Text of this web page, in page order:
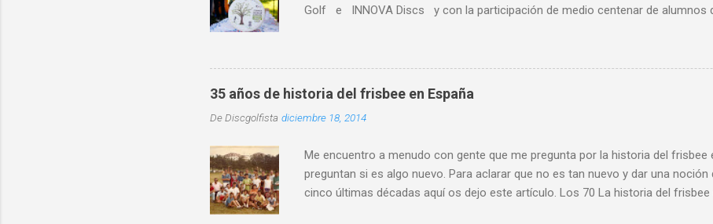
Golf e INNOVA Discs y con la participación de medio centenar de alumnos
localidades de Asturias, como Gijón , Avilés, Pravia, Nava, Sariego,
destacó la al alta participación del IES Leopoldo Alas. Participó alumnado de
distintos . Se retomó este torneo que pone de manifiesto el crecimiento de
entorno escolar. Y es que son cada vez más los centros y los maestros y
física interesados y que incluyen esta actividad dentro de sus programaciones
35 años de historia del frisbee en España
DeDiscgolfista diciembre 18, 2014
Me encuentro a menudo con gente que me pregunta por la historia del frisbee
preguntan si es algo nuevo. Para aclarar que no es tan nuevo y dar una
cinco últimas décadas aquí os dejo este artículo. Los 70 La historia del frisbee